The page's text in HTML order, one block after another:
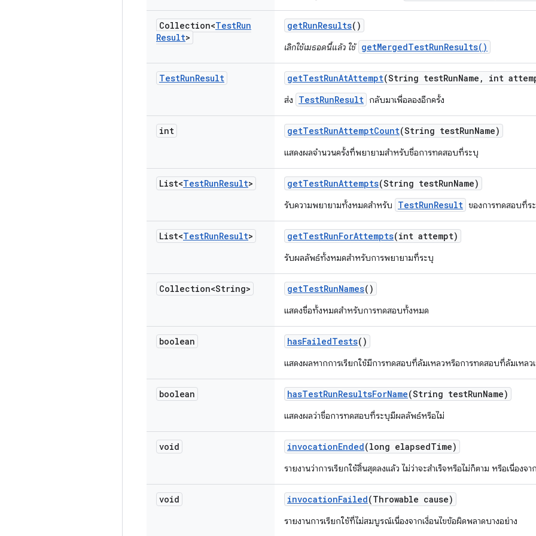
Collection<TestRun
Result>
getRunResults()
เลิกใช้เมธอดนี้แล้ว ใช้ getMergedTestRunResults()
TestRunResult getTestRunAtAttempt(String testRunName , int
ส่ง TestRunResult กลับมาเพื่อลองอีกครั้ง
int getTestRunAttemptCount(String testRunName)
แสดงผลจำนวนครั้งที่พยายามสำหรับชื่อการทดสอบที่ระบุ
List<TestRunResult> getTestRunAttempts(String testRunName)
รับความพยายามทั้งหมดสำหรับ TestRunResult ของการทดสอบที่ร
List<TestRunResult> getTestRunForAttempts(int attempt)
รับผลลัพธ์ทั้งหมดสำหรับการพยายามที่ระบุ
Collection<String> getTestRunNames()
แสดงชื่อทั้งหมดสำหรับการทดสอบทั้งหมด
boolean hasFailedTests()
แสดงผลหากการเรียกใช้มีการทดสอบที่ล้มเหลวหรือการทดสอบที่ล้มเหลว
boolean hasTestRunResultsForName(String testRunName)
แสดงผลว่าชื่อการทดสอบที่ระบุมีผลลัพธ์หรือไม่
void invocationEnded(long elapsedTime)
รายงานว่าการเรียกใช้สิ้นสุดลงแล้ว ไม่ว่าจะสำเร็จหรือไม่ก็ตาม หรือเนื่องจ
void invocationFailed(Throwable cause)
รายงานการเรียกใช้ที่ไม่สมบูรณ์เนื่องจากเงื่อนไขข้อผิดพลาดบางอย่าง